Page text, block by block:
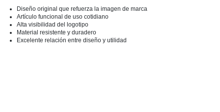
Diseño original que refuerza la imagen de marca
Artículo funcional de uso cotidiano
Alta visibilidad del logotipo
Material resistente y duradero
Excelente relación entre diseño y utilidad